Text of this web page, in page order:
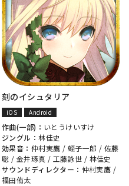
刻のイシュタリア
iOS Android
作曲(一部)： いとうけいすけ
ジングル：林佳史
効果音： 仲村実鷹 / 蛭子一郎 / 佐藤
聡 / 金井琢真 / 工藤詠世 / 林佳史
サウンドディレクター： 仲村実鷹 /
福田侑太